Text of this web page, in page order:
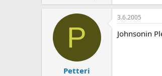
P
Petteri
3.6.2005
Johnsonin